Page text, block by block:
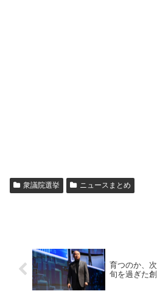
衆議院選挙 ニュースまとめ
育つのか、
旬を過ぎた